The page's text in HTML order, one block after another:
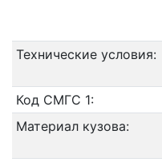
Технические условия:
Код СМГС 1:
Материал кузова: